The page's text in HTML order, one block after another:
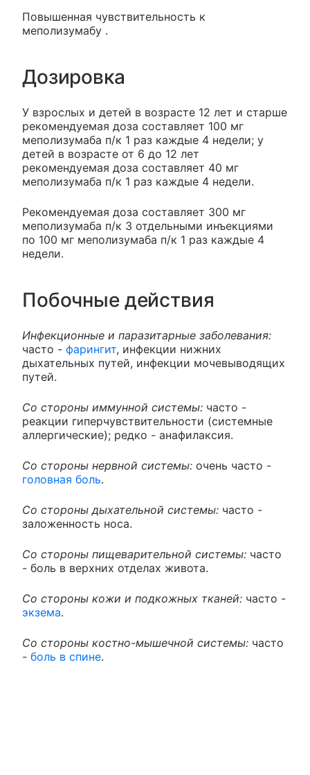
Повышенная чувствительность к
меполизумабу .
Дозировка
У взрослых и детей в возрасте 12 лет и старше
рекомендуемая доза составляет 100 мг
меполизумаба п/к 1 раз каждые 4 недели; у
детей в возрасте от 6 до 12 лет
рекомендуемая доза составляет 40 мг
меполизумаба п/к 1 раз каждые 4 недели.
Рекомендуемая доза составляет 300 мг
меполизумаба п/к 3 отдельными инъекциями
по 100 мг меполизумаба п/к 1 раз каждые 4
недели.
Побочные действия
Инфекционные и паразитарные заболевания:
часто - фарингит, инфекции нижних
дыхательных путей, инфекции мочевыводящих
путей.
Со стороны иммунной системы: часто -
реакции гиперчувствительности (системные
аллергические); редко - анафилаксия.
Со стороны нервной системы: очень часто -
головная боль.
Со стороны дыхательной системы: часто -
заложенность носа.
Со стороны пищеварительной системы: часто
- боль в верхних отделах живота.
Со стороны кожи и подкожных тканей: часто -
экзема.
Со стороны костно-мышечной системы: часто
- боль в спине.